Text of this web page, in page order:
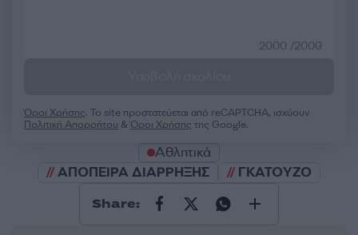
2000 /2000
Όροι Χρήσης. Το site προστατεύεται από reCAPTCHA, ισχύουν
Πολιτική Απορρήτου &Όροι Χρήσης της Google.
Αθλητικά
ΑΠΟΠΕΙΡΑ ΔΙΑΡΡΗΞΗΣ
ΓΚΑΤΟΥΖΟ
Share: